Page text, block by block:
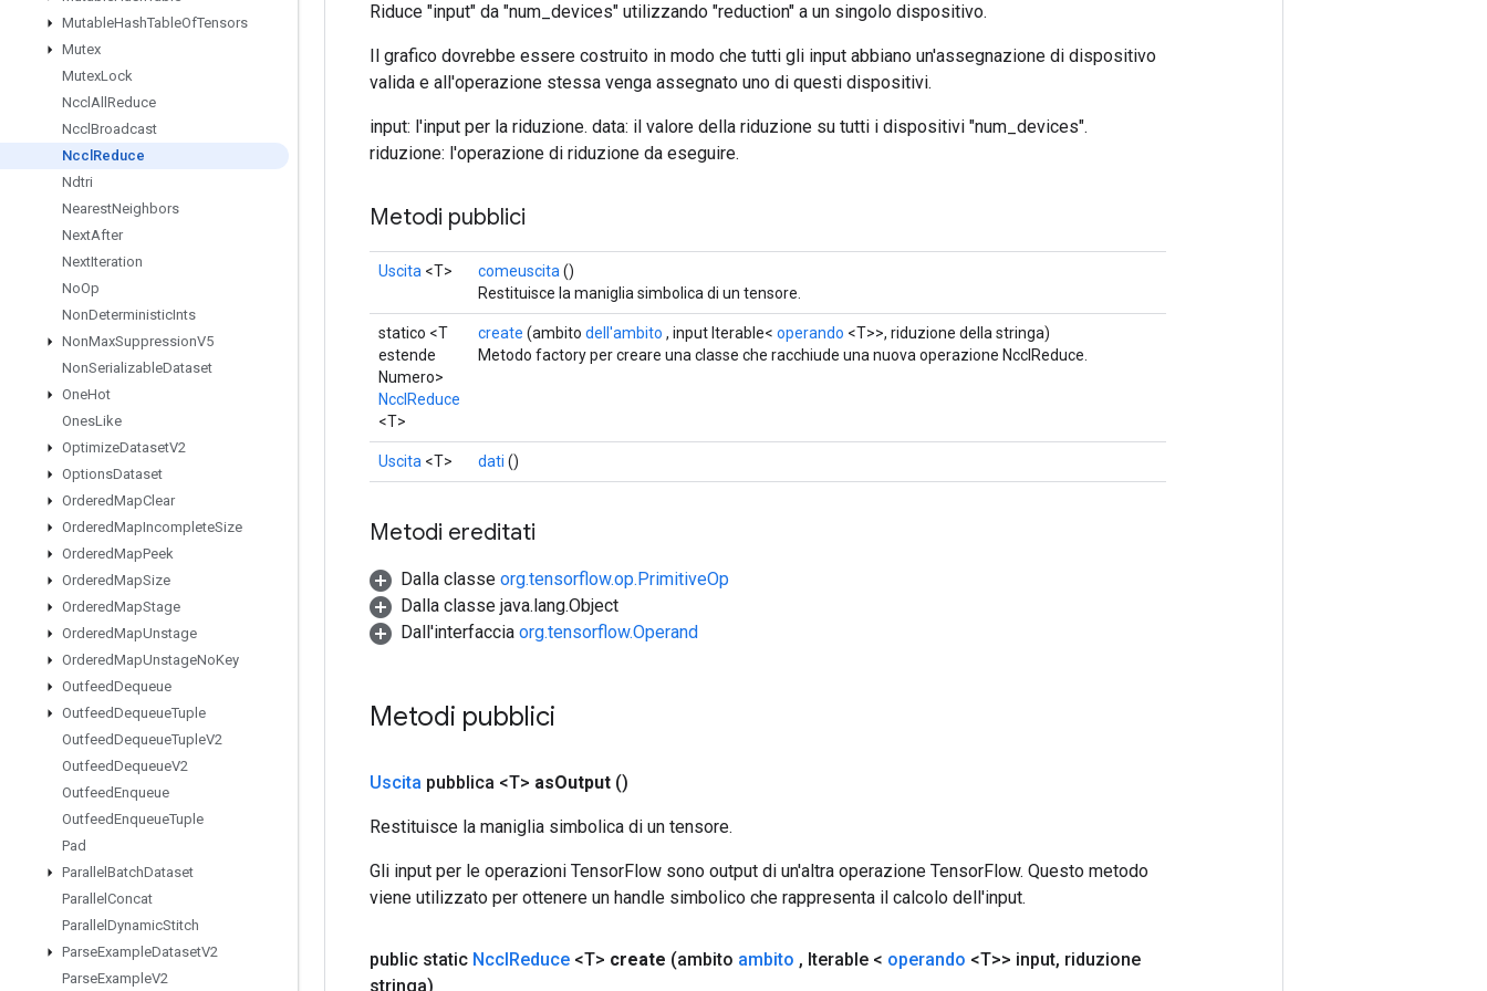
MutableHashTableOfTensors
Mutex
MutexLock
Nccl All Reduce
Nccl Broadcast
Nccl Reduce
Ndtri
NearestNeighbors
NextAfter
NextIteration
NoOp
NonDeterministicInts
NonMaxSuppressionV5
NonSerializableDataset
OneHot
OnesLike
OptimizeDatasetV2
OptionsDataset
OrderedMapClear
OrderedMapIncompleteSize
OrderedMapPeek
OrderedMapSize
OrderedMapStage
OrderedMapUnstage
OrderedMapUnstageNoKey
OutfeedDequeue
OutfeedDequeueTuple
OutfeedDequeueTupleV2
OutfeedDequeueV2
OutfeedEnqueue
OutfeedEnqueueTuple
Pad
Parallel BatchDataset
Parallel Concat
Parallel DynamicStitch
ParseExampleDatasetV2
ParseExampleV2
Riduce "input" da "num_devices" utilizzando "reduction" a un singolo dispositivo.
Il grafico dovrebbe essere costruito in modo che tutti gli input abbiano un'assegnazione di dispositivo
valida e all'operazione stessa venga assegnato uno di questi dispositivi.
input: l'input per la riduzione. data: il valore della riduzione su tutti i dispositivi "num_devices".
riduzione: l'operazione di riduzione da eseguire.
Metodi pubblici
Uscita <T> comeuscita ()
Restituisce la maniglia simbolica di un tensore.
statico <T
estende
Numero>
NcclReduce
<T>
create (ambito dell'ambito , input Iterable< operando <T>>, riduzione della stringa)
Metodo factory per creare una classe che racchiude una nuova operazione NcclReduce.
Uscita <T> dati ()
Metodi ereditati
Dalla classe org.tensorflow.op.PrimitiveOp
Dalla classe java.lang.Object
Dall'interfaccia org.tensorflow.Operand
Metodi pubblici
Uscita pubblica <T> asOutput ()
Restituisce la maniglia simbolica di un tensore.
Gli input per le operazioni TensorFlow sono output di un'altra operazione TensorFlow. Questo metodo
viene utilizzato per ottenere un handle simbolico che rappresenta il calcolo dell'input.
public static NcclReduce <T> create (ambito ambito , Iterable < operando <T>> input, riduzione
stringa)